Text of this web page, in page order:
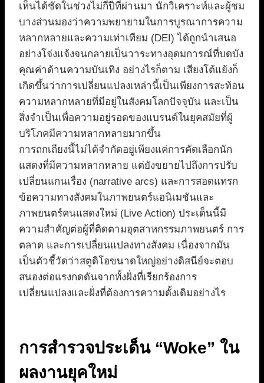
เห็นได้ชัดในช่วงไม่กี่ปีที่ผ่านมา นักวิเคราะห์และผู้ชม
บางส่วนมองว่าความพยายามในการบูรณาการความ
หลากหลายและความเท่าเทียม (DEI) ได้ถูกนำเสนอ
อย่างโจ่งแจ้งจนกลายเป็นวาระทางอุดมการณ์ที่บดบัง
คุณค่าด้านความบันเทิง อย่างไรก็ตาม เสียงโต้แย้งก็
เกิดขึ้นว่าการเปลี่ยนแปลงเหล่านี้เป็นเพียงการสะท้อน
ความหลากหลายที่มีอยู่ในสังคมโลกปัจจุบัน และเป็น
สิ่งจำเป็นเพื่อความอยู่รอดของแบรนด์ในยุคสมัยที่ผู้
บริโภคมีความหลากหลายมากขึ้น
การถกเถียงนี้ไม่ได้จำกัดอยู่เพียงแค่การคัดเลือกนัก
แสดงที่มีความหลากหลาย แต่ยังขยายไปถึงการปรับ
เปลี่ยนแกนเรื่อง (narrative arcs) และการสอดแทรก
ข้อความทางสังคมในภาพยนตร์แอนิเมชันและ
ภาพยนตร์คนแสดงใหม่ (Live Action) ประเด็นนี้มี
ความสำคัญต่อผู้ที่ติดตามอุตสาหกรรมภาพยนตร์ การ
ตลาด และการเปลี่ยนแปลงทางสังคม เนื่องจากมัน
เป็นตัวชี้วัดว่าสตูดิโอขนาดใหญ่อย่างดิสนีย์จะตอบ
สนองต่อแรงกดดันจากทั้งฝั่งที่เรียกร้องการ
เปลี่ยนแปลงและฝั่งที่ต้องการความดั้งเดิมอย่างไร
การสำรวจประเด็น “Woke” ใน
ผลงานยุคใหม่